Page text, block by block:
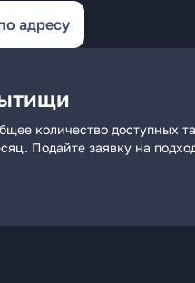
адресу
количество доступных
Подайте заявку на